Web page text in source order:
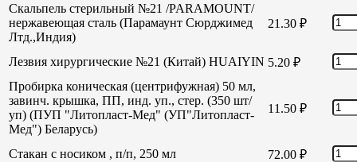
Скальпель стерильный №21 /PARAMOUNT/
нержавеющая сталь (Парамаунт Сюрджимед
Лтд.,Индия)
21.30 ₽
Лезвия хирургические №21 (Китай) HUAIYIN 5.20 ₽
Пробирка коническая (центрифужная) 50 мл,
завинч. крышка, ПП, инд. уп., стер. (350 шт/
уп) (ПУП "Литопласт-Мед" (УП"Литопласт-
Мед") Беларусь)
11.50 ₽
Стакан с носиком , п/п, 250 мл 72.00 ₽